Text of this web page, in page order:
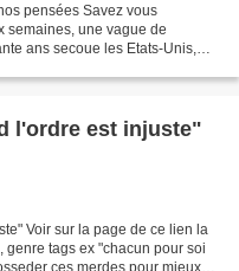
pensées Savez vous
semaines, une vague de
ans secoue les Etats-Unis,
l'ordre est injuste"
Voir sur la page de ce lien la
tags ex "chacun pour soi
ces merdes pour mieux